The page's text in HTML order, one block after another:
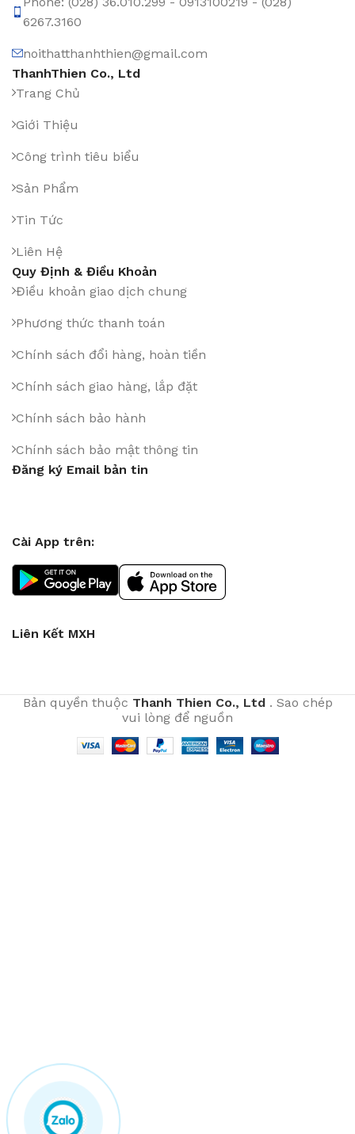
6267.3160
noithatthanhthien@gmail.com
ThanhThien Co., Ltd
Trang Chủ
Giới Thiệu
Công trình tiêu biểu
Sản Phẩm
Tin Tức
Liên Hệ
Quy Định & Điều Khoản
Điều khoản giao dịch chung
Phương thức thanh toán
Chính sách đổi hàng, hoàn tiền
Chính sách giao hàng, lắp đặt
Chính sách bảo hành
Chính sách bảo mật thông tin
Đăng ký Email bản tin
Cài App trên:
Liên Kết MXH
Bản quyền thuộc Thanh Thien Co., Ltd. Sao chép
vui lòng để nguồn